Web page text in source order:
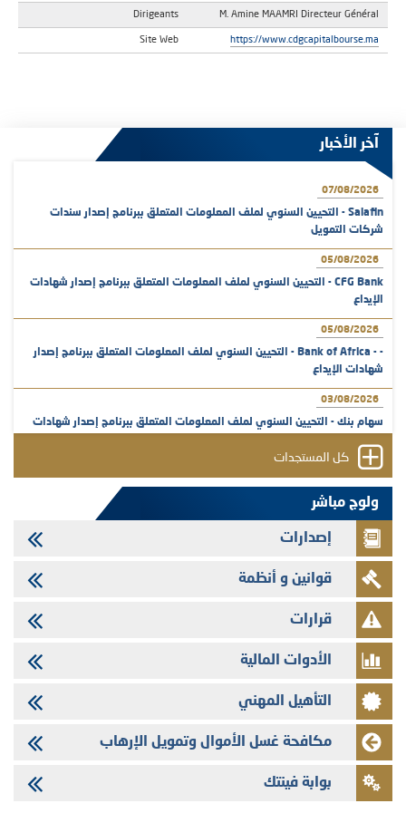
Dirigeants M. Amine MAAMRI Directeur Général
Site Web https://www.cdgcapitalbourse.ma
آخر الأخبار
07/08/2026
Salafin - التحيين السنوي لملف المعلومات المتعلق ببرنامج إصدار سندات
شركات التمويل
05/08/2026
CFG Bank - التحيين السنوي لملف المعلومات المتعلق ببرنامج إصدار شهادات
الإيداع
05/08/2026
- - Bank of Africa - التحيين السنوي لملف المعلومات المتعلق ببرنامج إصدار
شهادات الإيداع
03/08/2026
سهام بنك - التحيين السنوي لملف المعلومات المتعلق ببرنامج إصدار شهادات
31/07/2026
VEOLIA ENVIRONNEMENT - تؤشر الهيئة المغربية لسوق الرساميل على
المنشور النهائي المتعلق بالزيادة في الرأسمال المخصصة لأجراء المجموعة
29/07/2026
وفابايل - التحيين السنوي لملف المعلومات المتعلق ببرنامج إصدار سندات
شركات التمويل
29/07/2026
تهنئة بمناسبة عيد العرش المجيد
29/07/2026
تنشر الهيئة المغربية لسوق الرساميل العدد الرابع عشر من مجلة سوق الرساميل
28/07/2026
Med Paper - تجاوز حد المساهمة 5%
24/07/2026
Saham Leasing - التحيين السنوي لملف المعلومات المتعلق ببرنامج إصدار
كل المستجدات
ولوج مباشر
إصدارات
قوانين و أنظمة
قرارات
الأدوات المالية
التأهيل المهني
مكافحة غسل الأموال وتمويل الإرهاب
بوابة فينتك